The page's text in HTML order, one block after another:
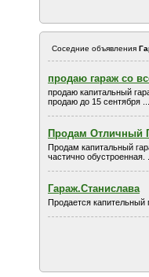
Соседние объявления
продаю гараж со
продаю капитальный
продаю до 15 сентября ...
Продам Отличный
Продам капитальный
частично обустроенная. ...
Гараж.Станислава
Продается